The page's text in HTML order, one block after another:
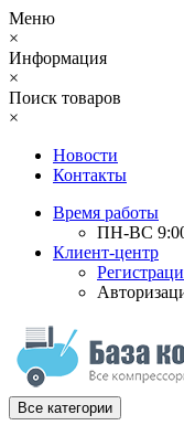
Меню
×
Информация
×
Поиск товаров
×
Новости
Контакты
Время работы
ПН-ВС
Клиент-центр
Все категории